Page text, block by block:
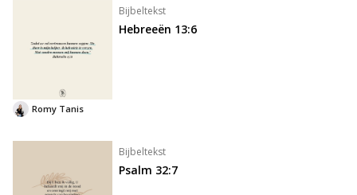
Bijbeltekst
Hebreeën 13:6
Romy Tanis
Bijbeltekst
Psalm 32:7